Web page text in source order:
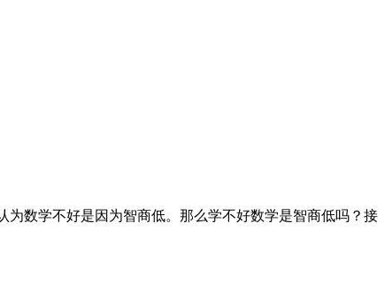
数学不好是因为智商低。那么学不好数学是智商低吗？接